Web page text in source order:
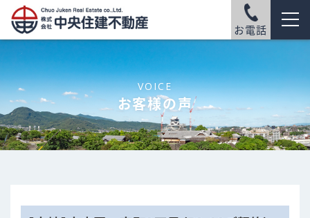
お電話
VOICE
お客様の声